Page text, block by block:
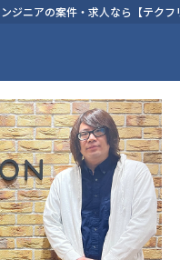
ジニアの案件・求人なら【テクフ